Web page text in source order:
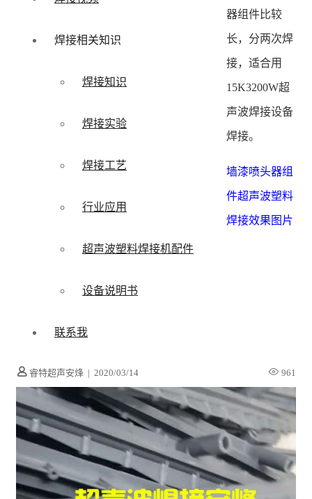
焊接相关知识
焊接知识
焊接实验
焊接工艺
行业应用
超声波塑料焊接机配件
设备说明书
联系我
睿特超声安烽 | 2020/03/14 961
器组件比较
长，分两次焊
接，适合用
15K3200W超
声波焊接设备
焊接。
墙漆喷头器组
件超声波塑料
焊接效果图片